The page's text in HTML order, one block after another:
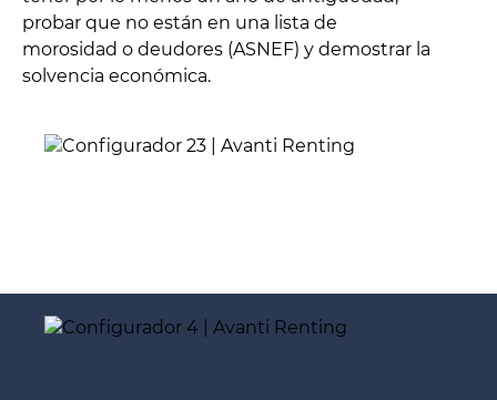
probar que no están en una lista de
morosidad o deudores (ASNEF) y demostrar la
solvencia económica.